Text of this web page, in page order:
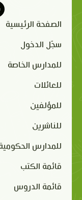
الصفحة الرئيسية
سجّل الدخول
للمدارس الخاصة
للعائلات
للمؤلفين
للناشرين
للمدارس
قائمة الكتب
قائمة الدروس